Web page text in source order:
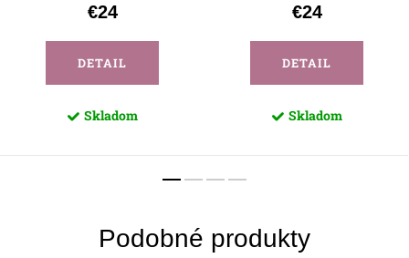
€24
DETAIL
Skladom
€24
DETAIL
Skladom